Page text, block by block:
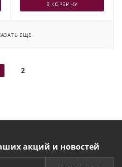
В КОРЗИНУ
ЕЩЕ
2
акций и новостей